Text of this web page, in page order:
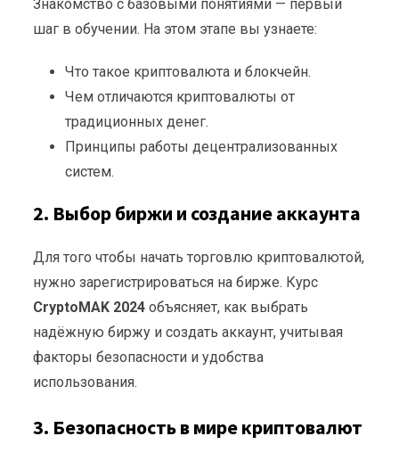
Знакомство с базовыми понятиями — первый
шаг в обучении. На этом этапе вы узнаете:
Что такое криптовалюта и блокчейн.
Чем отличаются криптовалюты от
традиционных денег.
Принципы работы децентрализованных
систем.
2. Выбор биржи и создание аккаунта
Для того чтобы начать торговлю криптовалютой,
нужно зарегистрироваться на бирже. Курс
CryptoMAK 2024 объясняет, как выбрать
надёжную биржу и создать аккаунт, учитывая
факторы безопасности и удобства
использования.
3. Безопасность в мире криптовалют